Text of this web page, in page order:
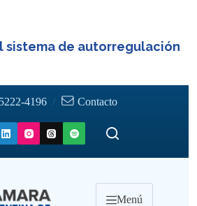
sistema de autorregulación